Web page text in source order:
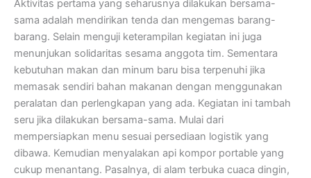
Aktivitas pertama yang seharusnya dilakukan bersama-
sama adalah mendirikan tenda dan mengemas barang-
barang. Selain menguji keterampilan kegiatan ini juga
menunjukan solidaritas sesama anggota tim. Sementara
kebutuhan makan dan minum baru bisa terpenuhi jika
memasak sendiri bahan makanan dengan menggunakan
peralatan dan perlengkapan yang ada. Kegiatan ini tambah
seru jika dilakukan bersama-sama. Mulai dari
mempersiapkan menu sesuai persediaan logistik yang
dibawa. Kemudian menyalakan api kompor portable yang
cukup menantang. Pasalnya, di alam terbuka cuaca dingin,